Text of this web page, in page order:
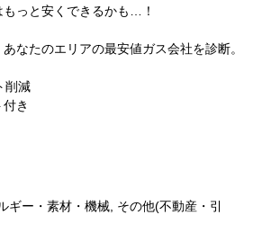
っと安くできるかも…！
なたのエリアの最安値ガス会社を診断。
削減
き
ギー・素材・機械, その他(不動産・引